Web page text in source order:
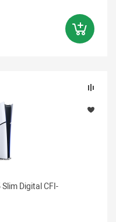
Digital CFI-